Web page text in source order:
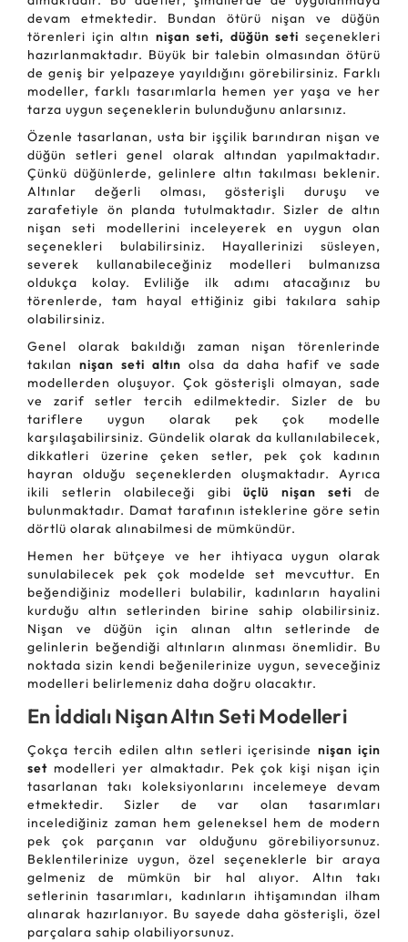
devam etmektedir. Bundan ötürü nişan ve düğün
törenleri için altın nişan seti, düğün seti seçenekleri
hazırlanmaktadır. Büyük bir talebin olmasından ötürü
de geniş bir yelpazeye yayıldığını görebilirsiniz. Farklı
modeller, farklı tasarımlarla hemen yer yaşa ve her
tarza uygun seçeneklerin bulunduğunu anlarsınız.
Özenle tasarlanan, usta bir işçilik barındıran nişan ve
düğün setleri genel olarak altından yapılmaktadır.
Çünkü düğünlerde, gelinlere altın takılması beklenir.
Altınlar değerli olması, gösterişli duruşu ve
zarafetiyle ön planda tutulmaktadır. Sizler de altın
nişan seti modellerini inceleyerek en uygun olan
seçenekleri bulabilirsiniz. Hayallerinizi süsleyen,
severek kullanabileceğiniz modelleri bulmanızsa
oldukça kolay. Evliliğe ilk adımı atacağınız bu
törenlerde, tam hayal ettiğiniz gibi takılara sahip
olabilirsiniz.
Genel olarak bakıldığı zaman nişan törenlerinde
takılannişan seti altın olsa da daha hafif ve sade
modellerden oluşuyor. Çok gösterişli olmayan, sade
ve zarif setler tercih edilmektedir. Sizler de bu
tariflere uygun olarak pek çok modelle
karşılaşabilirsiniz. Gündelik olarak da kullanılabilecek,
dikkatleri üzerine çeken setler, pek çok kadının
hayran olduğu seçeneklerden oluşmaktadır. Ayrıca
ikili setlerin olabileceği gibiüçlü nişan seti de
bulunmaktadır. Damat tarafının isteklerine göre setin
dörtlü olarak alınabilmesi de mümkündür.
Hemen her bütçeye ve her ihtiyaca uygun olarak
sunulabilecek pek çok modelde set mevcuttur. En
beğendiğiniz modelleri bulabilir, kadınların hayalini
kurduğu altın setlerinden birine sahip olabilirsiniz.
Nişan ve düğün için alınan altın setlerinde de
gelinlerin beğendiği altınların alınması önemlidir. Bu
noktada sizin kendi beğenilerinize uygun, seveceğiniz
modelleri belirlemeniz daha doğru olacaktır.
En İddialı Nişan Altın Seti Modelleri
Çokça tercih edilen altın setleri içerisinde nişan için
set modelleri yer almaktadır. Pek çok kişi nişan için
tasarlanan takı koleksiyonlarını incelemeye devam
etmektedir. Sizler de var olan tasarımları
incelediğiniz zaman hem geleneksel hem de modern
pek çok parçanın var olduğunu görebiliyorsunuz.
Beklentilerinize uygun, özel seçeneklerle bir araya
gelmeniz de mümkün bir hal alıyor. Altın takı
setlerinin tasarımları, kadınların ihtişamından ilham
alınarak hazırlanıyor. Bu sayede daha gösterişli, özel
parçalara sahip olabiliyorsunuz.